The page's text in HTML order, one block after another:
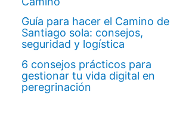
Guía para hacer el Camino de
Santiago sola: consejos,
seguridad y logística
6 consejos prácticos para
gestionar tu vida digital en
peregrinación